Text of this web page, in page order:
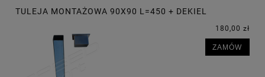
TULEJA MONTAŻOWA 90X90 L=450 + DEKIEL
180,00 zł
ZAMÓW